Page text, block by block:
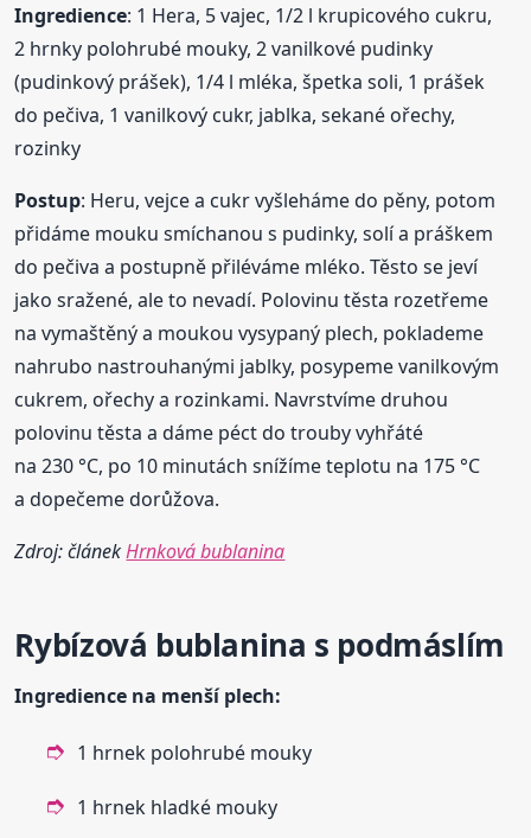
Ingredience: 1 Hera, 5 vajec, 1/2 l krupicového cukru,
2 hrnky polohrubé mouky, 2 vanilkové pudinky
(pudinkový prášek), 1/4 l mléka, špetka soli, 1 prášek
do pečiva, 1 vanilkový cukr, jablka, sekané ořechy,
rozinky
Postup: Heru, vejce a cukr vyšleháme do pěny, potom
přidáme mouku smíchanou s pudinky, solí a práškem
do pečiva a postupně přiléváme mléko. Těsto se jeví
jako sražené, ale to nevadí. Polovinu těsta rozetřeme
na vymaštěný a moukou vysypaný plech, poklademe
nahrubo nastrouhanými jablky, posypeme vanilkovým
cukrem, ořechy a rozinkami. Navrstvíme druhou
polovinu těsta a dáme péct do trouby vyhřáté
na 230 °C, po 10 minutách snížíme teplotu na 175 °C
a dopečeme dorůžova.
Zdroj: článekHrnková bublanina
Rybízová bublanina s podmáslím
Ingredience na menší plech:
1 hrnek polohrubé mouky
1 hrnek hladké mouky